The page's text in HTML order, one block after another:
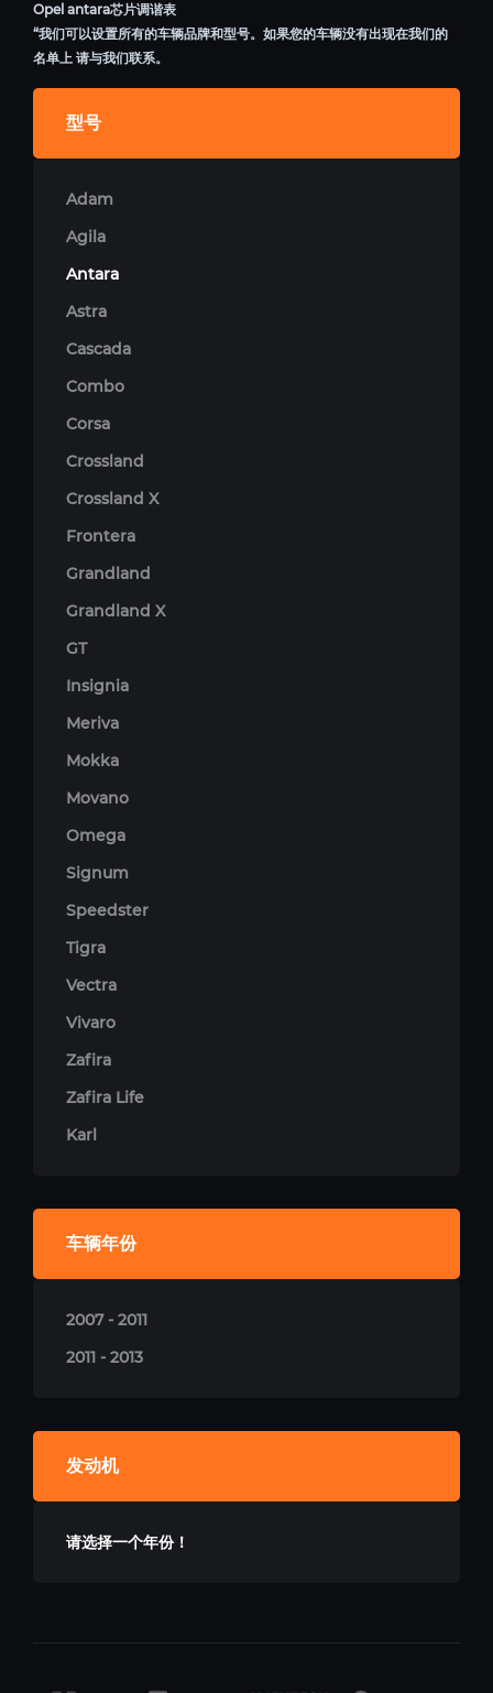
Opel antara芯片调谐表
“我们可以设置所有的车辆品牌和型号。如果您的车辆没有出现在我们的
名单上 请与我们联系。
型号
Adam
Agila
Antara
Astra
Cascada
Combo
Corsa
Crossland
Crossland X
Frontera
Grandland
Grandland X
GT
Insignia
Meriva
Mokka
Movano
Omega
Signum
Speedster
Tigra
Vectra
Vivaro
Zafira
Zafira Life
Karl
车辆年份
2007 - 2011
2011 - 2013
发动机
请选择一个年份！